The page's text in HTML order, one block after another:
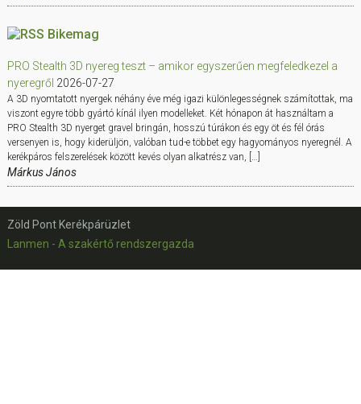
Bikemag
PRO Stealth 3D nyereg teszt – amikor egyszerűen megfeledkezel a
nyeregről 2026-07-27
A 3D nyomtatott nyergek néhány éve még igazi különlegességnek számítottak, ma
viszont egyre több gyártó kínál ilyen modelleket. Két hónapon át használtam a
PRO Stealth 3D nyerget gravel bringán, hosszú túrákon és egy öt és fél órás
versenyen is, hogy kiderüljön, valóban tud-e többet egy hagyományos nyeregnél. A
kerékpáros felszerelések között kevés olyan alkatrész van, […]
Márkus János
Zöld Pont Kerékpárüzlet
Lanmen - A szakértő rendszergazda